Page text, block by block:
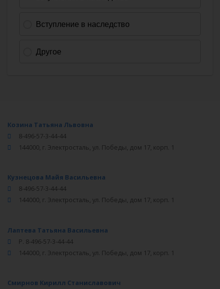
Козина Татьяна Львовна
8-496-57-3-44-44
144000, г. Электросталь, ул. Победы, дом 17, корп. 1
Кузнецова Майя Васильевна
8-496-57-3-44-44
144000, г. Электросталь, ул. Победы, дом 17, корп. 1
Лаптева Татьяна Васильевна
Р. 8-496-57-3-44-44
144000, г. Электросталь, ул. Победы, дом 17, корп. 1
Смирнов Кирилл Станиславович